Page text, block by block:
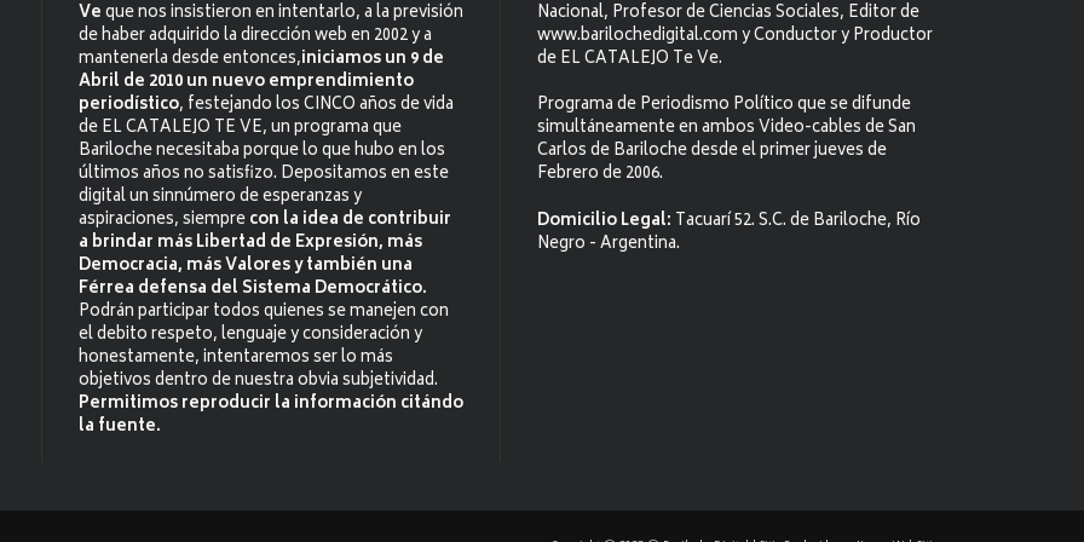
Veque nos insistieron en intentarlo, a la previsión
de haber adquirido la dirección web en 2002 y a
mantenerla desde entonces,iniciamos un 9 de
Abril de 2010 un nuevo emprendimiento
periodístico, festejando los CINCO años de vida
de EL CATALEJO TE VE, un programa que
Bariloche necesitaba porque lo que hubo en los
últimos años no satisfizo. Depositamos en este
digital un sinnúmero de esperanzas y
aspiraciones, siemprecon la idea de contribuir
a brindar más Libertad de Expresión, más
Democracia, más Valores y también una
Férrea defensa del Sistema Democrático.
Podrán participar todos quienes se manejen con
el debito respeto, lenguaje y consideración y
honestamente, intentaremos ser lo más
objetivos dentro de nuestra obvia subjetividad.
Permitimos reproducir la información citándo
la fuente.
Nacional, Profesor de Ciencias Sociales, Editor de
www.barilochedigital.com y Conductor y Productor
de EL CATALEJO Te Ve.
Programa de Periodismo Político que se difunde
simultáneamente en ambos Video-cables de San
Carlos de Bariloche desde el primer jueves de
Febrero de 2006.
Domicilio Legal: Tacuarí 52. S.C. de Bariloche, Río
Negro - Argentina.